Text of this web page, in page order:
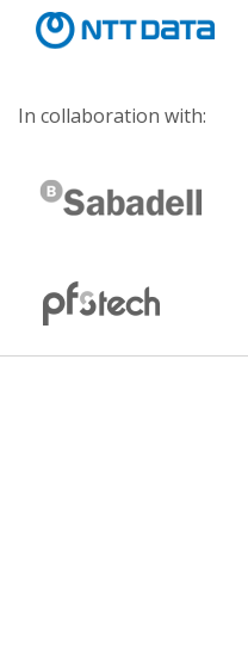
In collaboration with: